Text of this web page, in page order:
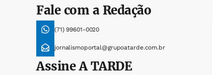
Fale com a Redação
(71) 99601-0020
jornalismoportal@grupoatarde.com.br
AssineA TARDE